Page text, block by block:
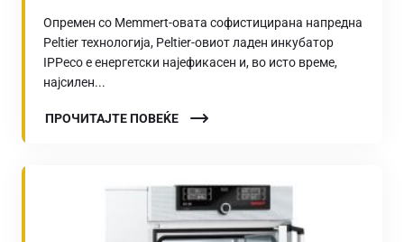
Опремен со Memmert-овата софистицирана напредна
Peltier технологија, Peltier-овиот ладен инкубатор
IPPeco е енергетски најефикасен и, во исто време,
најсилен...
ПРОЧИТАЈТЕ ПОВЕЌЕ